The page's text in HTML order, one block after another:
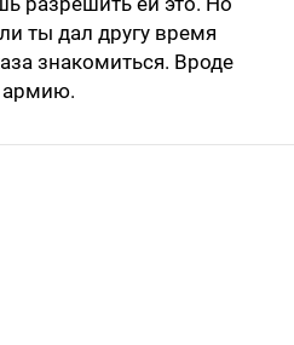
ты дал другу время
знакомиться. Вроде
армию.